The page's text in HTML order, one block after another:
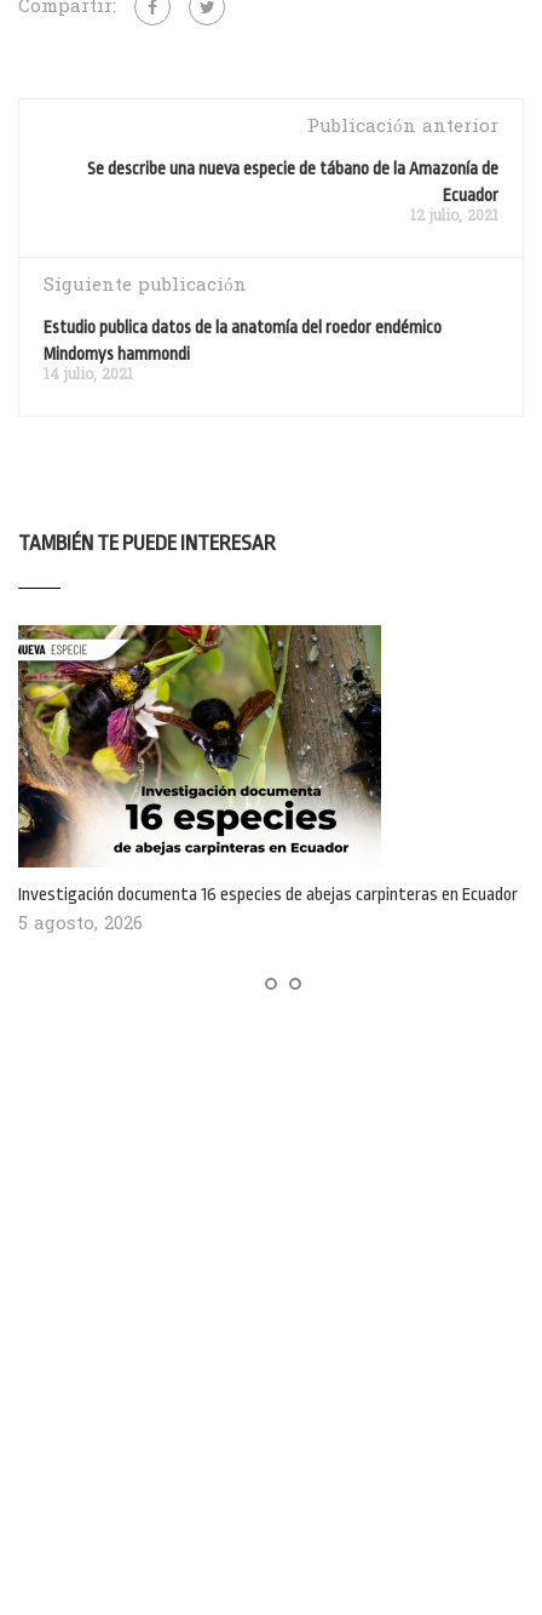
Compartir:
Publicación anterior
Se describe una nueva especie de tábano de la Amazonía de
Ecuador
12 julio, 2021
Siguiente publicación
Estudio publica datos de la anatomía del roedor endémico
Mindomys hammondi
14 julio, 2021
TAMBIÉN TE PUEDE INTERESAR
Investigación documenta 16 especies de abejas carpinteras en Ecuador
5 agosto, 2026